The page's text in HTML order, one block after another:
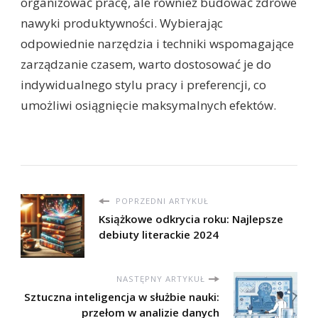
nawyki produktywności. Wybierając
odpowiednie narzędzia i techniki wspomagające
zarządzanie czasem, warto dostosować je do
indywidualnego stylu pracy i preferencji, co
umożliwi osiągnięcie maksymalnych efektów.
POPRZEDNI ARTYKUŁ
Książkowe odkrycia roku: Najlepsze
debiuty literackie 2024
NASTĘPNY ARTYKUŁ
Sztuczna inteligencja w służbie nauki:
przełom w analizie danych